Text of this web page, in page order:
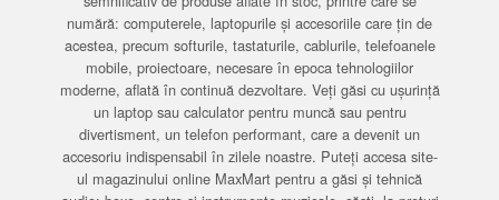
numără: computerele, laptopurile și accesoriile care țin de
acestea, precum softurile, tastaturile, cablurile, telefoanele
mobile, proiectoare, necesare în epoca tehnologiilor
moderne, aflată în continuă dezvoltare. Veți găsi cu ușurință
un laptop sau calculator pentru muncă sau pentru
divertisment, un telefon performant, care a devenit un
accesoriu indispensabil în zilele noastre. Puteți accesa site-
ul magazinului online MaxMart pentru a găsi și tehnică